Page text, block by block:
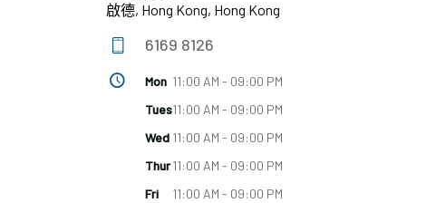
啟德, Hong Kong, Hong Kong
6169 8126
Mon 11:00 AM - 09:00 PM
Tues11:00 AM - 09:00 PM
Wed 11:00 AM - 09:00 PM
Thur11:00 AM - 09:00 PM
Fri
11:00 AM - 09:00 PM